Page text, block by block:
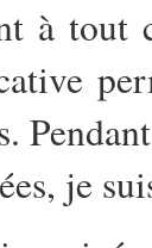
à tout
je